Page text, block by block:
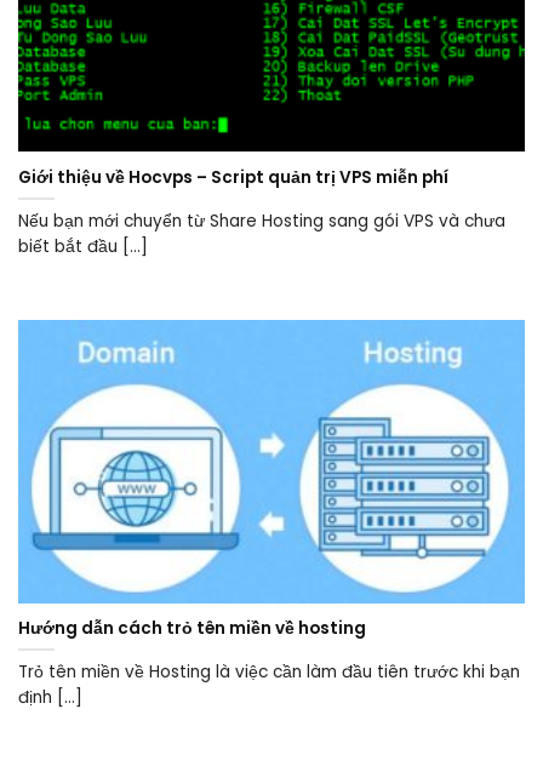
Giới thiệu về Hocvps – Script quản trị VPS miễn phí
Nếu bạn mới chuyển từ Share Hosting sang gói VPS và chưa
biết bắt đầu [...]
Hướng dẫn cách trỏ tên miền về hosting
Trỏ tên miền về Hosting là việc cần làm đầu tiên trước khi bạn
định [...]